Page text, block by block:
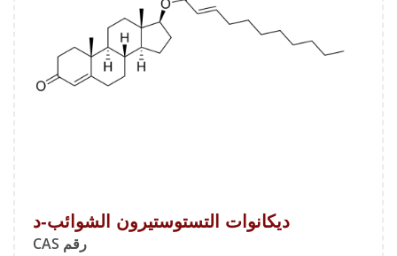
ديكانوات التستوستيرون الشوائب-د
رقم CAS